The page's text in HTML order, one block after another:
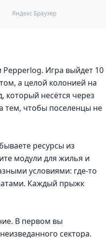
Яндекс Браузер
Pepperlog. Игра выйдет 10
а целой колонией на
который несётся через
тем, чтобы поселенцы не
ресурсы из
модули для жилья и
условиями: где-то
Каждый прыжк
В первом вы
сектора.